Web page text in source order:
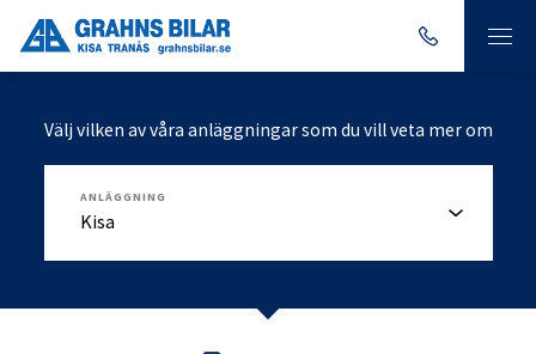
Välj vilken av våra anläggningar som du vill veta mer om
ANLÄGGNING